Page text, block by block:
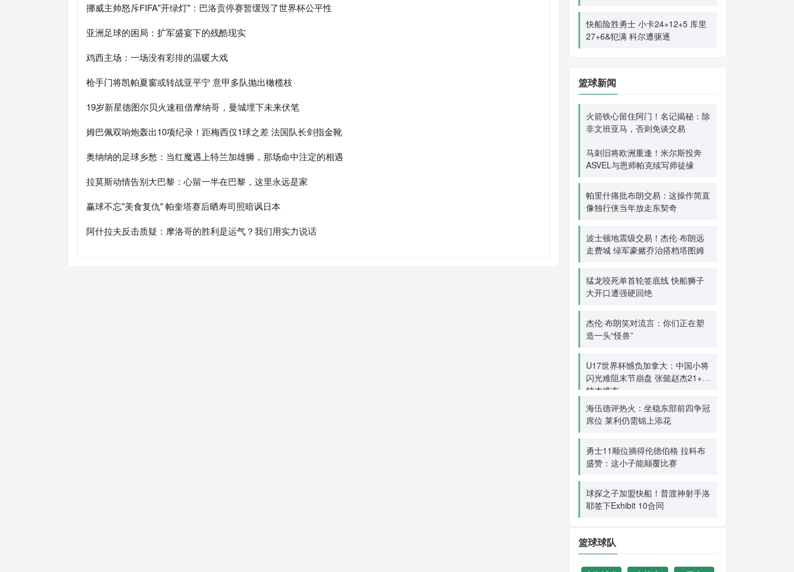
挪威主帅怒斥FIFA"开绿灯"：巴洛贡停赛暂缓毁了世界杯公平性
亚洲足球的困局：扩军盛宴下的残酷现实
鸡西主场：一场没有彩排的温暖大戏
枪手门将凯帕夏窗或转战亚平宁 意甲多队抛出橄榄枝
19岁新星德图尔贝火速租借摩纳哥，曼城埋下未来伏笔
姆巴佩双响炮轰出10项纪录！距梅西仅1球之差 法国队长剑指金靴
奥纳纳的足球乡愁：当红魔遇上特兰加雄狮，那场命中注定的相遇
拉莫斯动情告别大巴黎：心留一半在巴黎，这里永远是家
赢球不忘"美食复仇" 帕奎塔赛后晒寿司照暗讽日本
阿什拉夫反击质疑：摩洛哥的胜利是运气？我们用实力说话
快船险胜勇士 小卡24+12+5 库里
27+6&犯满 科尔遭驱逐
篮球新闻
火箭铁心留住阿门！名记揭秘：除
非文班亚马，否则免谈交易
马刺旧将欧洲重逢！米尔斯投奔
ASVEL与恩师帕克续写师徒缘
帕里什痛批布朗交易：这操作简直
像独行侠当年放走东契奇
波士顿地震级交易！杰伦·布朗远
走费城 绿军豪赌乔治搭档塔图姆
猛龙咬死单首轮签底线 快船狮子
大开口遭强硬回绝
杰伦·布朗笑对流言：你们正在塑
造一头“怪兽”
U17世界杯憾负加拿大：中国小将
闪光难阻末节崩盘 张懿赵杰21+9
独木难支
海伍德评热火：坐稳东部前四争冠
席位 莱利仍需锦上添花
勇士11顺位摘得伦德伯格 拉科布
盛赞：这小子能颠覆比赛
球探之子加盟快船！普渡神射手洛
耶签下Exhibit 10合同
篮球球队